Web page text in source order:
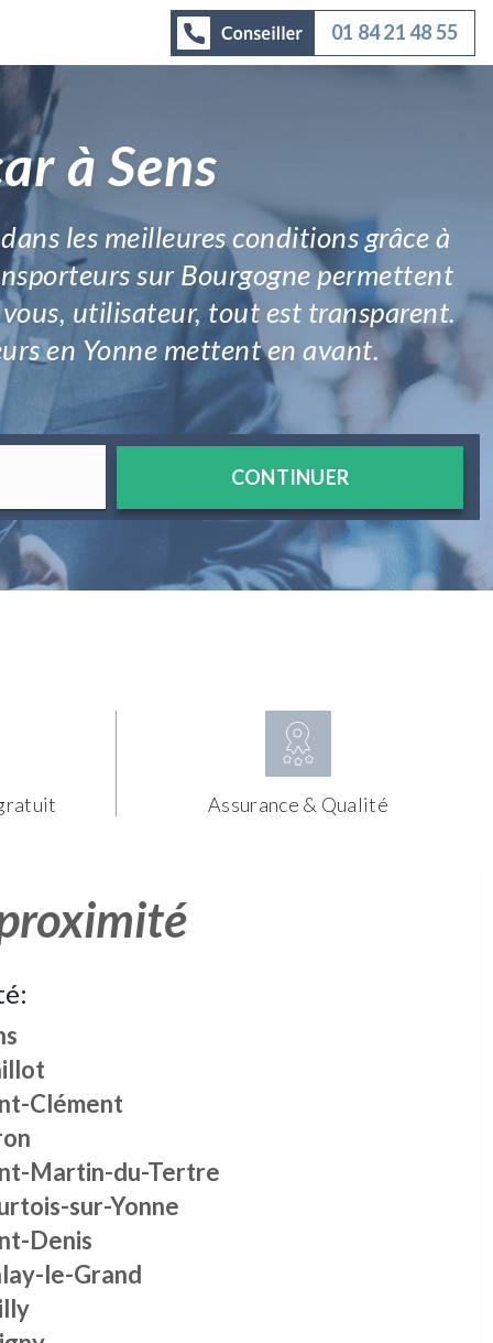
01 84 21 48 55
à Sens
les meilleures conditions grâce à
sur Bourgogne permettent
utilisateur, tout est transparent.
en Yonne mettent en avant.
CONTINUER
Assurance & Qualité
Clément
Martin-du-Tertre
sur-Yonne
Denis
le-Grand